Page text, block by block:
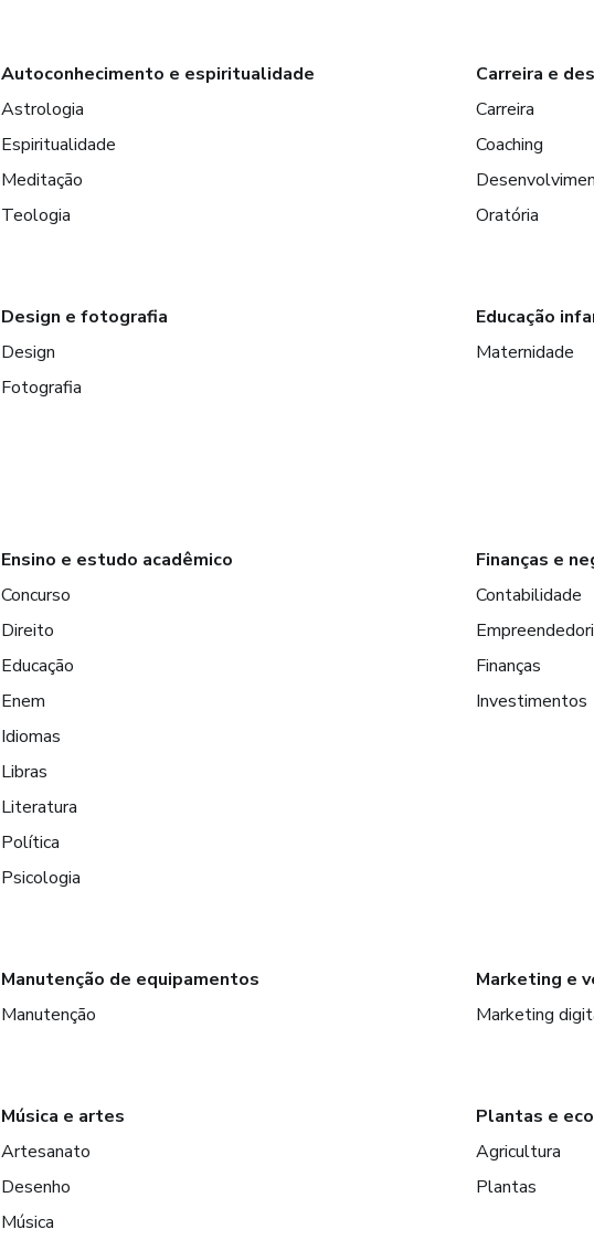
Autoconhecimento e espiritualidade
Astrologia
Espiritualidade
Meditação
Teologia
Carreira e
Carreira
Coaching
Oratória
Design e fotografia
Design
Fotografia
Educação
Maternidade
Ensino e estudo acadêmico
Concurso
Direito
Educação
Enem
Idiomas
Libras
Literatura
Política
Psicologia
Finanças e
Contabilidade
Finanças
Investimentos
Manutenção de equipamentos
Manutenção
Marketing e
Marketing
Música e artes
Artesanato
Desenho
Música
Plantas e
Agricultura
Plantas